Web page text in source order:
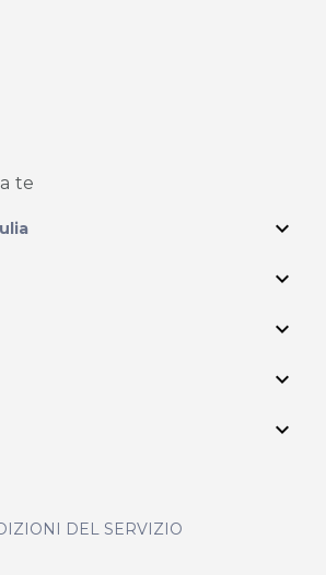
facebook
su youtube
su instagram
a te
expand_more
expand_more
expand_more
expand_more
expand_more
DEL SERVIZIO